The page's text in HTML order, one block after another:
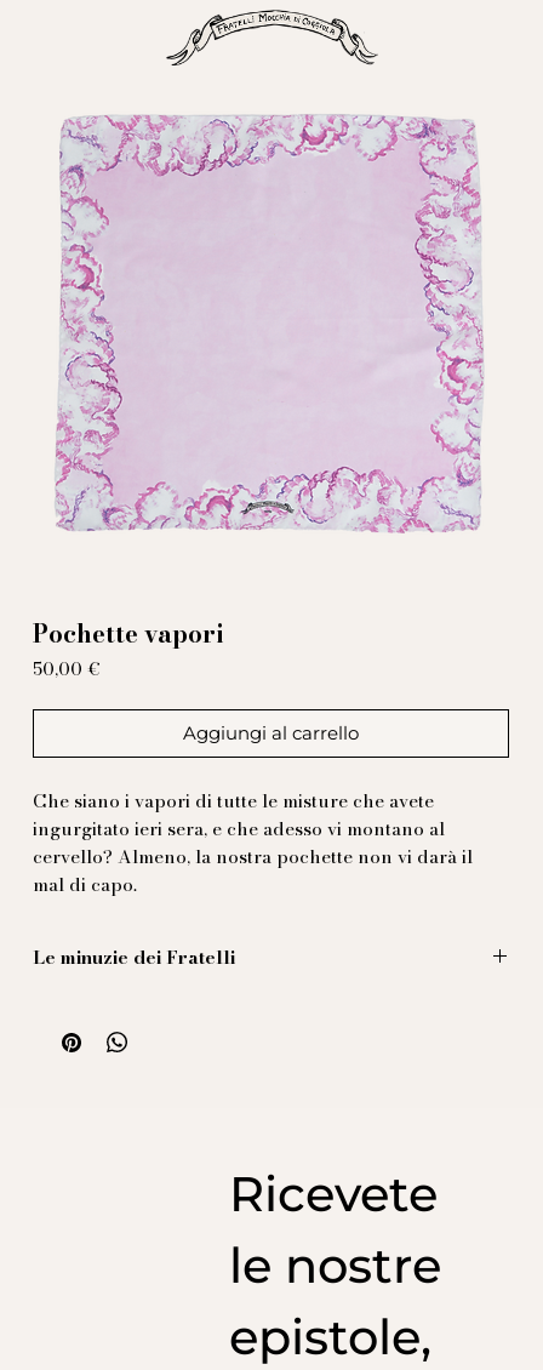
Pochette vapori
50,00 €
Aggiungi al carrello
Che siano i vapori di tutte le misture che avete
ingurgitato ieri sera, e che adesso vi montano al
cervello? Almeno, la nostra pochette non vi darà il
mal di capo.
Le minuzie dei Fratelli
42x42 cm
100% seta stampata
Ricevete
le nostre
epistole,